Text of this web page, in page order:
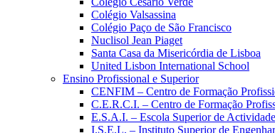
Colégio Valsassina
Colégio Paço de São Francisco
Nuclisol Jean Piaget
Santa Casa da Misericórdia de Lisboa
United Lisbon International School
Ensino Profissional e Superior
CENFIM – Centro de Formação
C.E.R.C.I. – Centro de Formação
E.S.A.I. – Escola Superior de
I.S.E.L. – Instituto Superior de